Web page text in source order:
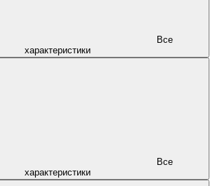
характеристики
характеристики